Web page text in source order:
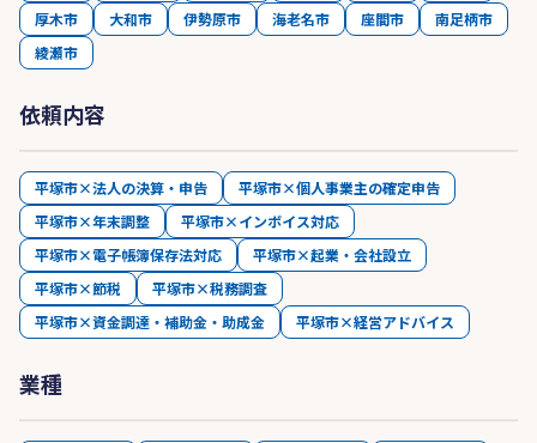
厚木市
大和市 伊勢原市 海老名市 座間市
南足柄市
綾瀬市
依頼内容
平塚市×法人の決算・申告
平塚市×個人事業主の確定申告
平塚市×年末調整
平塚市×インボイス対応
平塚市×電子帳簿保存法対応
平塚市×起業・会社設立
平塚市×節税
平塚市×税務調査
平塚市×資金調達・補助金・助成金
平塚市×経営アドバイス
業種